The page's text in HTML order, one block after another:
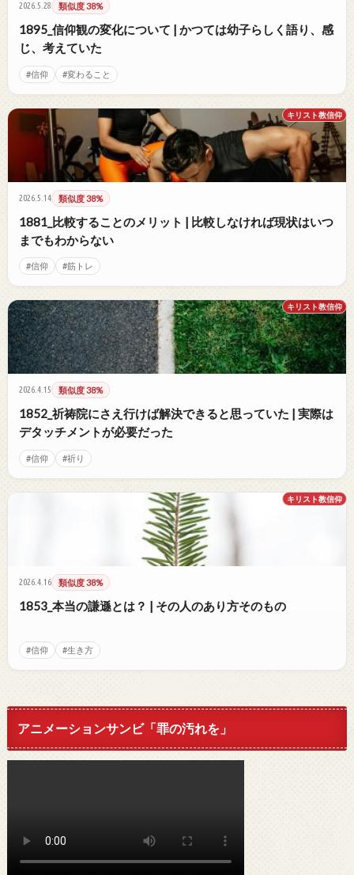
2026.5.28 類似度 38%
1895_信仰観の変化について | かつては幼子らしく語り、感
じ、考えていた
#信仰 #変わること
キリスト教信仰
2026.5.14 類似度 38%
1881_比較することのメリット | 比較しなければ現状はいつ
までもわからない
#信仰 #筋トレ
キリスト教信仰
2026.4.15 類似度 38%
1852_祈祷院にさえ行けば解決できると思っていた | 実際は
デタッチメントが必要だった
#信仰 #祈り
キリスト教信仰
2026.4.16 類似度 38%
1853_本当の謙遜とは？ | その人のあり方そのもの
#信仰 #生き方
アニメーションサンビ「罪の汚れを」